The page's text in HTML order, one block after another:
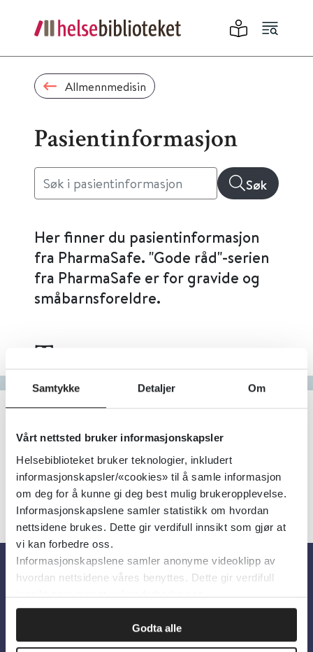
Samtykke Detaljer Om
Vårt nettsted bruker informasjonskapsler
Helsebiblioteket bruker teknologier, inkludert
informasjonskapsler/«cookies» til å samle informasjon
om deg for å kunne gi deg best mulig brukeropplevelse.
Informasjonskapslene samler statistikk om hvordan
nettsidene brukes. Dette gir verdifull innsikt som gjør at
vi kan forbedre oss.
Informasjonskapslene samler anonyme videoklipp av
hvordan nettsidene våres benyttes. Dette gir verdifull
innsikt som gjør at vi kan forbedre oss.
Godta alle
Allmennmedisin
Pasientinformasjon
Søk
Her finner du pasientinformasjon
fra PharmaSafe. "Gode råd"-serien
fra PharmaSafe er for gravide og
småbarnsforeldre.
Tema
Gå til bokstav
Filter
1 Treff Alfabetisk
Om oss
Om Helsebiblioteket